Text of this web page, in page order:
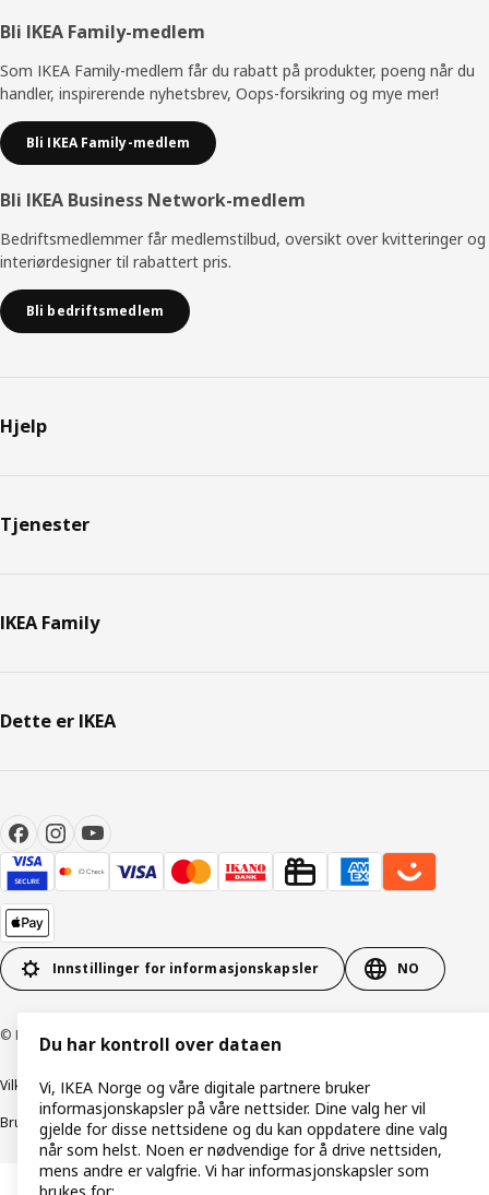
Bunntekst
Bli IKEA Family-medlem
Som IKEA Family-medlem får du rabatt på produkter, poeng når du
handler, inspirerende nyhetsbrev, Oops-forsikring og mye mer!
Bli IKEA Family-medlem
Bli IKEA Business Network-medlem
Bedriftsmedlemmer får medlemstilbud, oversikt over kvitteringer og
interiørdesigner til rabattert pris.
Bli bedriftsmedlem
Hjelp
Tjenester
IKEA Family
Dette er IKEA
Innstillinger for informasjonskapsler NO
© Inter IKEA Systems B.V. 1999–2026
Vilkår og betingelserRetningslinjer for personvern
Bruk av informasjonskapsler (Cookies) Retningslinjer for ansvarlig avsløring
Du har kontroll over dataen
Vi, IKEA Norge og våre digitale partnere bruker
informasjonskapsler på våre nettsider. Dine valg her vil
gjelde for disse nettsidene og du kan oppdatere dine valg
når som helst. Noen er nødvendige for å drive nettsiden,
mens andre er valgfrie. Vi har informasjonskapsler som